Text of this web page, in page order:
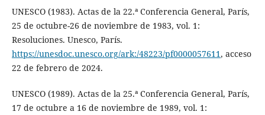
UNESCO (1983). Actas de la 22.ª Conferencia General, París,
25 de octubre-26 de noviembre de 1983, vol. 1:
Resoluciones. Unesco, París.
https://unesdoc.unesco.org/ark:/48223/pf0000057611, acceso
22 de febrero de 2024.
UNESCO (1989). Actas de la 25.ª Conferencia General, París,
17 de octubre a 16 de noviembre de 1989, vol. 1: